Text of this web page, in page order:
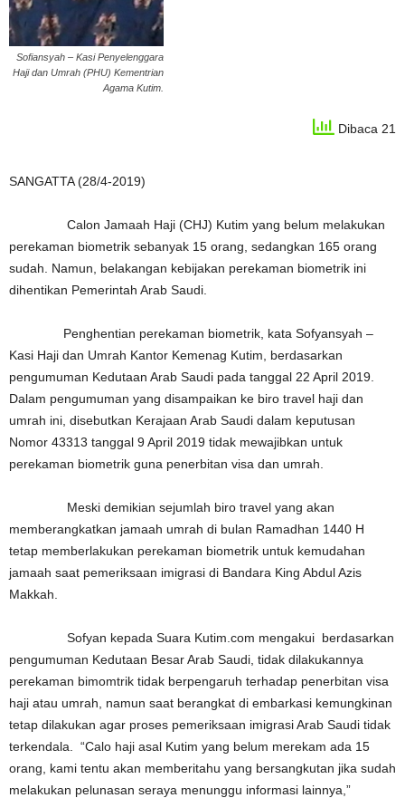
Sofiansyah – Kasi Penyelenggara
Haji dan Umrah (PHU) Kementrian
Agama Kutim.
Dibaca 21
SANGATTA (28/4-2019)
Calon Jamaah Haji (CHJ) Kutim yang belum melakukan
perekaman biometrik sebanyak 15 orang, sedangkan 165 orang
sudah. Namun, belakangan kebijakan perekaman biometrik ini
dihentikan Pemerintah Arab Saudi.
Penghentian perekaman biometrik, kata Sofyansyah –
Kasi Haji dan Umrah Kantor Kemenag Kutim, berdasarkan
pengumuman Kedutaan Arab Saudi pada tanggal 22 April 2019.
Dalam pengumuman yang disampaikan ke biro travel haji dan
umrah ini, disebutkan Kerajaan Arab Saudi dalam keputusan
Nomor 43313 tanggal 9 April 2019 tidak mewajibkan untuk
perekaman biometrik guna penerbitan visa dan umrah.
Meski demikian sejumlah biro travel yang akan
memberangkatkan jamaah umrah di bulan Ramadhan 1440 H
tetap memberlakukan perekaman biometrik untuk kemudahan
jamaah saat pemeriksaan imigrasi di Bandara King Abdul Azis
Makkah.
Sofyan kepada Suara Kutim.com mengakui berdasarkan
pengumuman Kedutaan Besar Arab Saudi, tidak dilakukannya
perekaman bimomtrik tidak berpengaruh terhadap penerbitan visa
haji atau umrah, namun saat berangkat di embarkasi kemungkinan
tetap dilakukan agar proses pemeriksaan imigrasi Arab Saudi tidak
terkendala. “Calo haji asal Kutim yang belum merekam ada 15
orang, kami tentu akan memberitahu yang bersangkutan jika sudah
melakukan pelunasan seraya menunggu informasi lainnya,”